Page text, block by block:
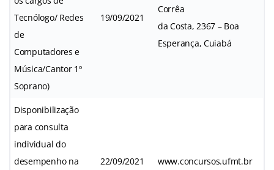
Tecnólogo/ Redes
de
Computadores e
Música/Cantor 1º
Soprano)
19/09/2021
Corrêa
da Costa, 2367 – Boa
Esperança, Cuiabá
Disponibilização
para consulta
individual do
desempenho na
22/09/2021 www.concursos.ufmt.br